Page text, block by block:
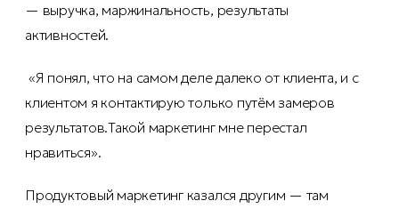
— выручка, маржинальность, результаты
активностей.
«Я понял, что на самом деле далеко от клиента, и с
клиентом я контактирую только путём замеров
результатов.Такой маркетинг мне перестал
нравиться».
Продуктовый маркетинг казался другим — там